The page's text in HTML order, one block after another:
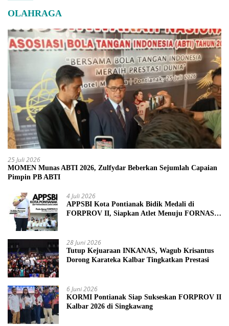
OLAHRAGA
25 Juli 2026
MOMEN Munas ABTI 2026, Zulfydar Beberkan Sejumlah Capaian
Pimpin PB ABTI
4 Juli 2026
APPSBI Kota Pontianak Bidik Medali di
FORPROV II, Siapkan Atlet Menuju FORNAS
28 Juni 2026
Tutup Kejuaraan INKANAS, Wagub Krisantus
Dorong Karateka Kalbar Tingkatkan Prestasi
6 Juni 2026
KORMI Pontianak Siap Sukseskan FORPROV II
Kalbar 2026 di Singkawang